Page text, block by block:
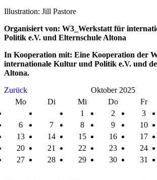
Illustration: Jill Pastore
Organisiert von: W3_Werkstatt für
Politik e.V. und Elternschule Altona
In Kooperation mit: Eine Kooperation der
internationale Kultur und Politik e.V. und
Altona.
Zurück
Oktober 2025
Mo
Di Mi Do Fr
1
2 3
6
7 8 9 10
13
14 15 16 17
20
21 22 23 24
27
28 29 30 31